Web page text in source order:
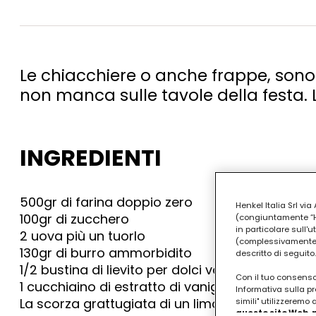
Le chiacchiere o anche frappe,
non manca sulle tavole della
INGREDIENTI
500gr di farina doppio zero
100gr di zucchero
2 uova più un tuorlo
130gr di burro ammorbidito
1/2 bustina di lievito per dolci vanigliato
1 cucchiaino di estratto di vaniglia
La scorza grattugiata di un limone biologico
Henkel Italia Srl via
(congiuntamente
in particolare
descritto di seguito.
Con il tuo
Informativa sulla
simili" utilizzeremo
questo sito